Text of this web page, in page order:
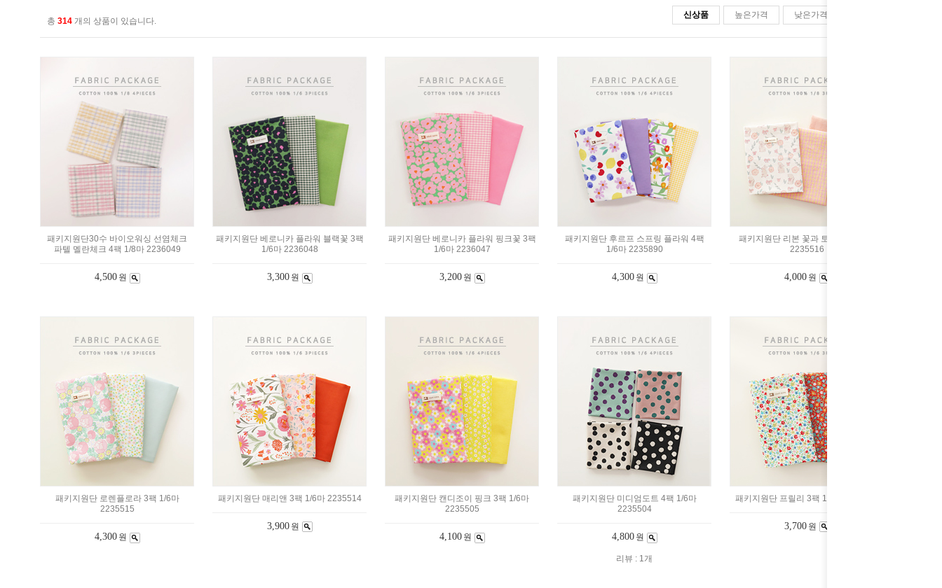
총 314 개의 상품이 있습니다.
신상품 높은가격 낮은가격
패키지원단30수 바이오워싱 선염체크
파텔 멜란체크 4팩 1/8마 2236049
4,500 원
패키지원단 베로니카 플라워 블랙꽃 3팩
1/6마 2236048
3,300 원
패키지원단 베로니카 플라워 핑크꽃 3팩
1/6마 2236047
3,200 원
패키지원단 후르프 스프링 플라워 4팩
1/6마 2235890
4,300 원
패키지원단 리본 꽃과 토끼 3팩 1/8마
2235516
4,000 원
패키지원단 로렌플로라 3팩 1/6마
2235515
4,300 원
패키지원단 매리앤 3팩 1/6마 2235514
3,900 원
패키지원단 캔디조이 핑크 3팩 1/6마
2235505
4,100 원
패키지원단 미디엄도트 4팩 1/6마
2235504
4,800 원
리뷰 : 1개
패키지원단 프릴리 3팩 1/6마 2235093
3,700 원